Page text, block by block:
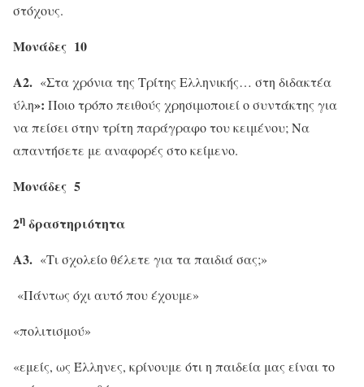
στόχους.
Μονάδες 10
Α2. «Στα χρόνια της Τρίτης Ελληνικής… στη διδακτέα
ύλη»: Ποιο τρόπο πειθούς χρησιμοποιεί ο συντάκτης για
να πείσει στην τρίτη παράγραφο του κειμένου; Να
απαντήσετε με αναφορές στο κείμενο.
Μονάδες 5
2η δραστηριότητα
Α3. «Τι σχολείο θέλετε για τα παιδιά σας;»
«Πάντως όχι αυτό που έχουμε»
«πολιτισμού»
«εμείς, ως Έλληνες, κρίνουμε ότι η παιδεία μας είναι το